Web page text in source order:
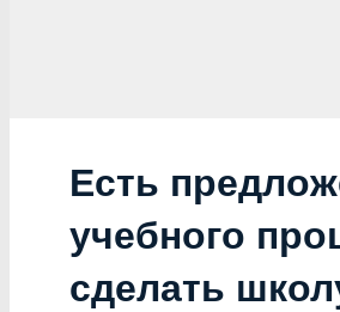
Есть
учебного
сделать